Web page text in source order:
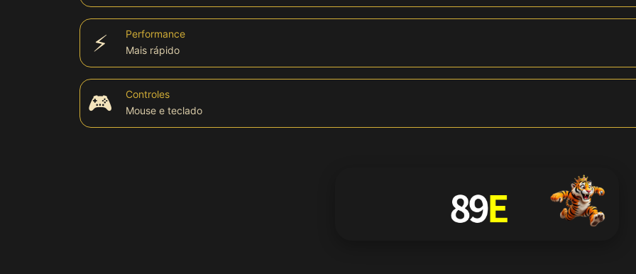
Plataforma
Bet
🌐 Social & Contato
⚡
Performance
Mais rápido
🎮
Controles
Mouse e teclado